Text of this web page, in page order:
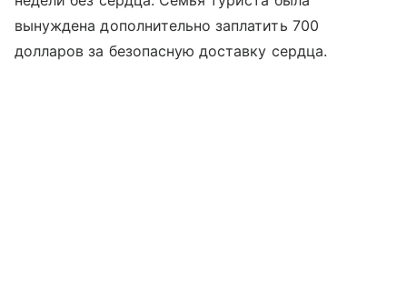
вынуждена дополнительно заплатить 700
долларов за безопасную доставку сердца.